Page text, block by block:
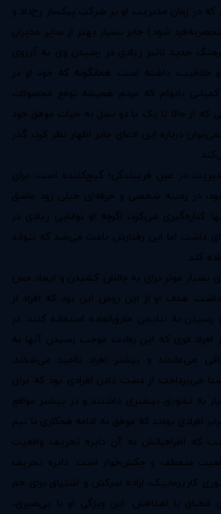
که در زمان مدیریت او بر شرکت پیکسار رخ‌داد و
شود.) جابز بسیار بهتر از سایر مدیران
جدید تاثیر زیادی در رسیدن وی به آرزوی
خلاقیت، داشته است. همانگونه که خود او در
بادوام که مردم همیشه توقع محصولات
که از حالا تا یک یا دو نسل به حیات موفق خود
درباره این ادعای جابز اظهار نظر کرد، گذر
در عین فریبندگی؛ گیج‌کننده است. برای
در زمینه شخصی و حرفه‌ای خیلی زود عاشق
کناره‌گیری می‌کرد، اگرچه او توانایی زیادی در
داشت اما این رفتارش باعث می‌شد که نتواند
کند.
بسیار موثر برای به چالش کشیدن و ایجاد حس
هدف او از این روش این بود که افراد از
رسیدن به نتایجی خارق‌العاده استفاده کنند. در
افراد قوی که این رقابت موجب رسیدن آنها به
می‌ماندند و بیشتر افراد ناامید می‌شدند.
می‌پرداخت از دست دادن افرادی بود که برای
به تشویق بیشتری داشتند و در بیشتر مواقع
افرادی بودند که موفق به ادامه همکاری با تیم
که اطرافیانش به آن دایره تحریف واقعیت
منعطف و چکش‌خوار است. دایره تحریف
کاریزماتیک، اراده سرکش و اشتیاق برای خم
انطباق با اهدافش. این ویژگی او با بی‌صبری،